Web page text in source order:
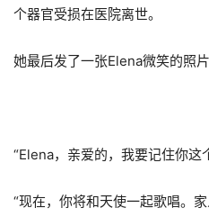
个器官受损在医院离世。
她最后发了一张Elena微笑的照片
“Elena，亲爱的，我要记住你这
“现在，你将和天使一起歌唱。